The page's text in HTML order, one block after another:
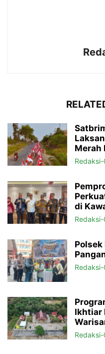
Merah
di
Polsek
Ikhtiar